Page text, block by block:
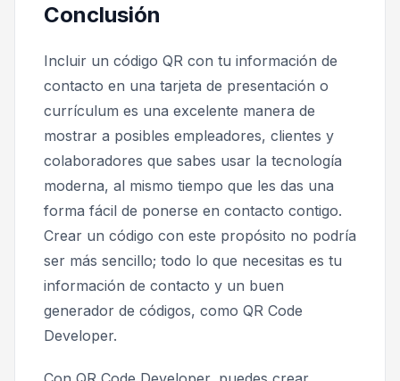
Conclusión
Incluir un código QR con tu información de
contacto en una tarjeta de presentación o
currículum es una excelente manera de
mostrar a posibles empleadores, clientes y
colaboradores que sabes usar la tecnología
moderna, al mismo tiempo que les das una
forma fácil de ponerse en contacto contigo.
Crear un código con este propósito no podría
ser más sencillo; todo lo que necesitas es tu
información de contacto y un buen
generador de códigos, como QR Code
Developer.